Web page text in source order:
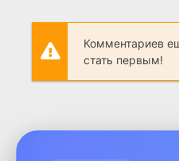
Комментариев
стать первым!